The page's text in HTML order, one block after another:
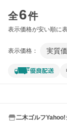
全6件
表示価格が安い順に
表示価格： 実質
二木ゴルフ